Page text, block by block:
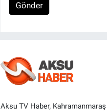
Gönder
Aksu TV Haber,